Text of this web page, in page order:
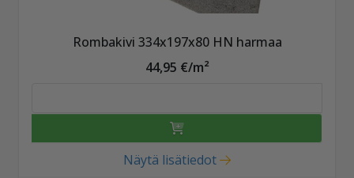
Rombakivi 334x197x80 HN harmaa
44,95 €/m²
Näytä lisätiedot